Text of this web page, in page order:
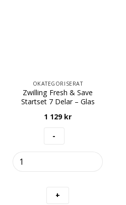
OKATEGORISERAT
Zwilling Fresh & Save
Startset 7 Delar – Glas
1 129 kr
Fresh